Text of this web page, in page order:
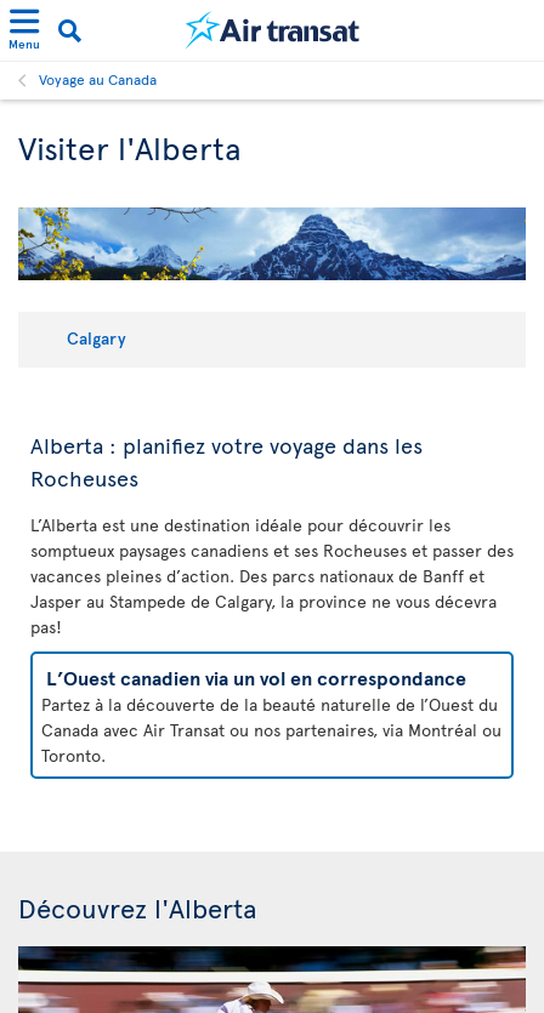
Menu
Voyage au Canada
Visiter l'Alberta
Calgary
Alberta : planifiez votre voyage dans les
Rocheuses
L’Alberta est une destination idéale pour découvrir les
somptueux paysages canadiens et ses Rocheuses et passer des
vacances pleines d’action. Des parcs nationaux de Banff et
Jasper au Stampede de Calgary, la province ne vous décevra
pas!
L’Ouest canadien via un vol en correspondance
Partez à la découverte de la beauté naturelle de l’Ouest du
Canada avec Air Transat ou nos partenaires, via Montréal ou
Toronto.
Découvrez l'Alberta